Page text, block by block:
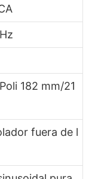
182 mm/21
fuera de l